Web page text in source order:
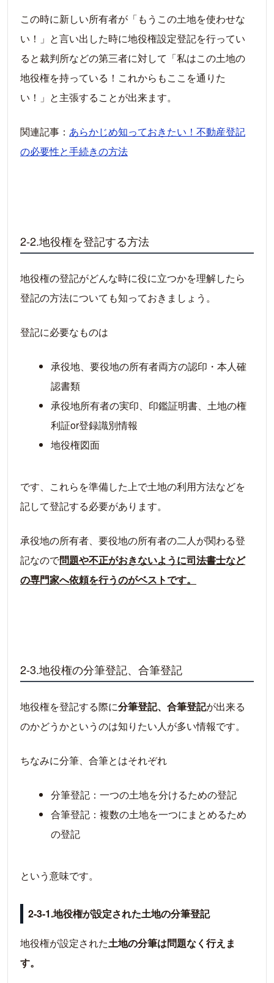
この時に新しい所有者が「もうこの土地を使わせな
い！」と言い出した時に地役権設定登記を行ってい
ると裁判所などの第三者に対して「私はこの土地の
地役権を持っている！これからもここを通りた
い！」と主張することが出来ます。
関連記事： あらかじめ知っておきたい！不動産登記
の必要性と手続きの方法
2-2.地役権を登記する方法
地役権の登記がどんな時に役に立つかを理解したら
登記の方法についても知っておきましょう。
登記に必要なものは
承役地、要役地の所有者両方の認印・本人確
認書類
承役地所有者の実印、印鑑証明書、土地の権
利証or登録識別情報
地役権図面
です、これらを準備した上で土地の利用方法などを
記して登記する必要があります。
承役地の所有者、要役地の所有者の二人が関わる登
記なので問題や不正がおきないように司法書士など
の専門家へ依頼を行うのがベストです。
2-3.地役権の分筆登記、合筆登記
地役権を登記する際に分筆登記、合筆登記が出来る
のかどうかというのは知りたい人が多い情報です。
ちなみに分筆、合筆とはそれぞれ
分筆登記：一つの土地を分けるための登記
合筆登記：複数の土地を一つにまとめるため
の登記
という意味です。
2-3-1.地役権が設定された土地の分筆登記
地役権が設定された土地の分筆は問題なく行えま
す。